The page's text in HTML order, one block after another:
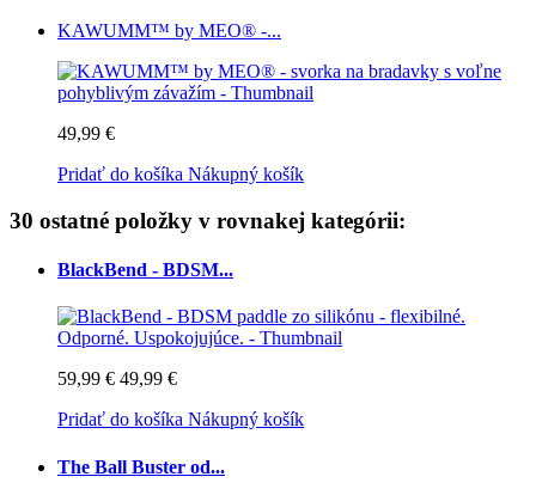
KAWUMM™ by MEO® -...
49,99 €
Pridať do košíka Nákupný košík
30 ostatné položky v rovnakej kategórii:
BlackBend - BDSM...
59,99 € 49,99 €
Pridať do košíka Nákupný košík
The Ball Buster od...